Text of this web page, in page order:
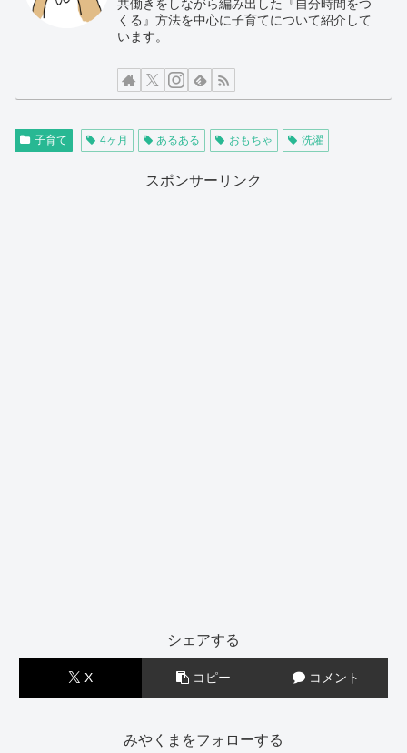
共働きをしながら編み出した『自分時間をつ
くる』方法を中心に子育てについて紹介して
います。
子育て 4ヶ月 あるある おもちゃ 洗濯
スポンサーリンク
シェアする
X コピー コメント
みやくまをフォローする